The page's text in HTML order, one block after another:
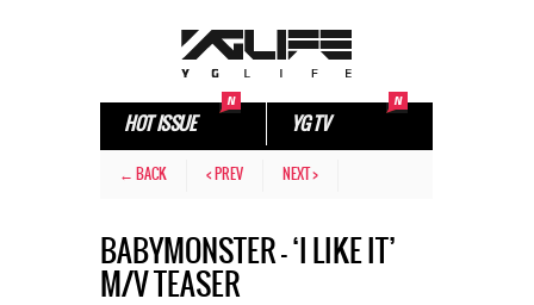
HOT ISSUE YG TV
← BACK < PREV NEXT >
BABYMONSTER – ‘I LIKE IT’
M/V TEASER